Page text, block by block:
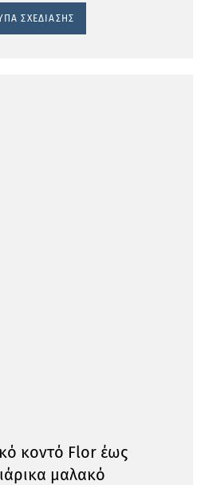
ΣΧΕΔΙΑΣΗΣ
κοντό Flor έως
μαλακό